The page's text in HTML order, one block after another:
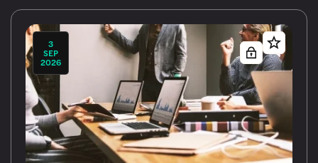
3
SEP
2026